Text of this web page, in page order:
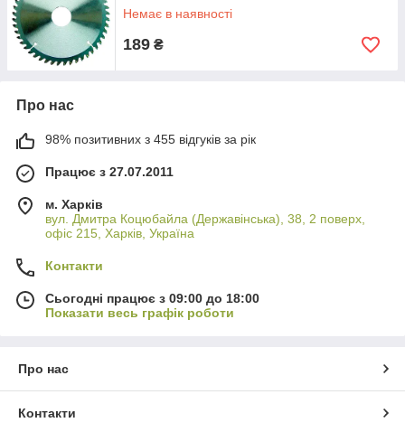
Немає в наявності
189 ₴
Про нас
98% позитивних з 455 відгуків за рік
Працює з 27.07.2011
м. Харків
вул. Дмитра Коцюбайла (Державінська), 38, 2 поверх,
офіс 215, Харків, Україна
Контакти
Сьогодні працює з 09:00 до 18:00
Показати весь графік роботи
Про нас
Контакти